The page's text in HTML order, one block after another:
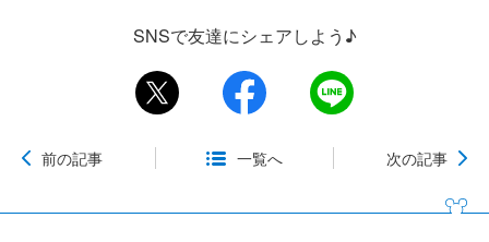
SNSで友達にシェアしよう♪
前の記事 一覧へ 次の記事